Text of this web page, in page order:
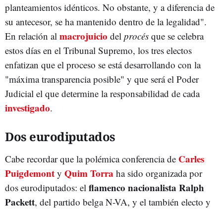
planteamientos idénticos. No obstante, y a diferencia de
su antecesor, se ha mantenido dentro de la legalidad".
En relación al macrojuicio del procés que se celebra
estos días en el Tribunal Supremo, los tres electos
enfatizan que el proceso se está desarrollando con la
"máxima transparencia posible" y que será el Poder
Judicial el que determine la responsabilidad de cada
investigado.
Dos eurodiputados
Cabe recordar que la polémica conferencia de Carles
Puigdemont y Quim Torra ha sido organizada por
dos eurodiputados: el flamenco nacionalista Ralph
Packett, del partido belga N-VA, y el también electo y